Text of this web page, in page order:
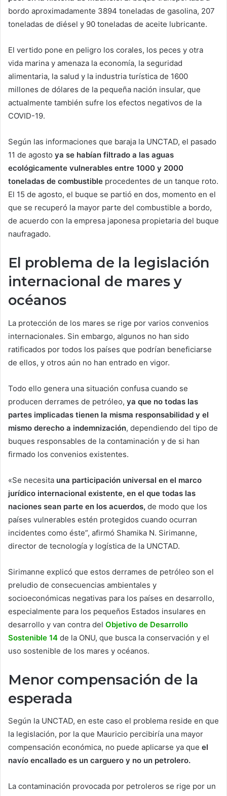
bordo aproximadamente 3894 toneladas de gasolina, 207
toneladas de diésel y 90 toneladas de aceite lubricante.
El vertido pone en peligro los corales, los peces y otra
vida marina y amenaza la economía, la seguridad
alimentaria, la salud y la industria turística de 1600
millones de dólares de la pequeña nación insular, que
actualmente también sufre los efectos negativos de la
COVID-19.
Según las informaciones que baraja la UNCTAD, el pasado
11 de agosto ya se habían filtrado a las aguas
ecológicamente vulnerables entre 1000 y 2000
toneladas de combustible procedentes de un tanque roto.
El 15 de agosto, el buque se partió en dos, momento en el
que se recuperó la mayor parte del combustible a bordo,
de acuerdo con la empresa japonesa propietaria del buque
naufragado.
El problema de la legislación
internacional de mares y
océanos
La protección de los mares se rige por varios convenios
internacionales. Sin embargo, algunos no han sido
ratificados por todos los países que podrían beneficiarse
de ellos, y otros aún no han entrado en vigor.
Todo ello genera una situación confusa cuando se
producen derrames de petróleo, ya que no todas las
partes implicadas tienen la misma responsabilidad y el
mismo derecho a indemnización, dependiendo del tipo de
buques responsables de la contaminación y de si han
firmado los convenios existentes.
«Se necesita una participación universal en el marco
jurídico internacional existente, en el que todas las
naciones sean parte en los acuerdos, de modo que los
países vulnerables estén protegidos cuando ocurran
incidentes como éste”, afirmó Shamika N. Sirimanne,
director de tecnología y logística de la UNCTAD.
Sirimanne explicó que estos derrames de petróleo son el
preludio de consecuencias ambientales y
socioeconómicas negativas para los países en desarrollo,
especialmente para los pequeños Estados insulares en
desarrollo y van contra del Objetivo de Desarrollo
Sostenible 14 de la ONU, que busca la conservación y el
uso sostenible de los mares y océanos.
Menor compensación de la
esperada
Según la UNCTAD, en este caso el problema reside en que
la legislación, por la que Mauricio percibiría una mayor
compensación económica, no puede aplicarse ya que el
navío encallado es un carguero y no un petrolero.
La contaminación provocada por petroleros se rige por un